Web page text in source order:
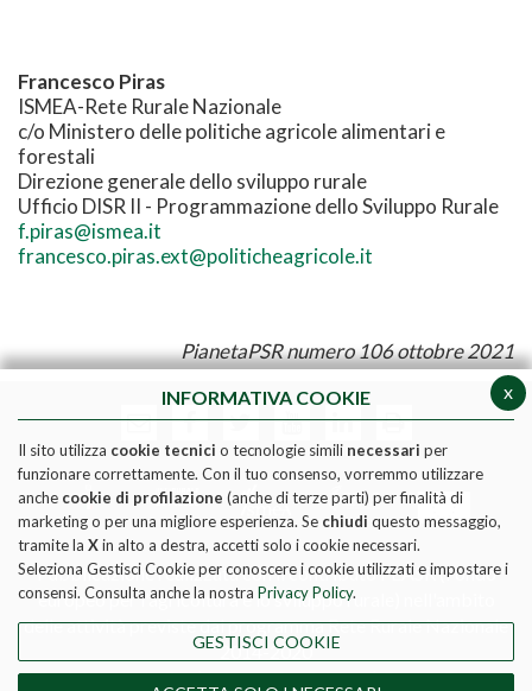
Francesco Piras
ISMEA-Rete Rurale Nazionale
c/o Ministero delle politiche agricole alimentari e
forestali
Direzione generale dello sviluppo rurale
Ufficio DISR II - Programmazione dello Sviluppo Rurale
f.piras@ismea.it
francesco.piras.ext@politicheagricole.it
PianetaPSR numero 106 ottobre 2021
Pubblicazione realizzata con il contributo FEASR (Fondo
europeo per l'agricoltura e lo sviluppo rurale) nell'ambito
delle attività previste dal programma Rete Rurale Nazionale
2014-2020
Social media policy|Informativa Privacy|Cookie Policy
x
INFORMATIVA COOKIE
Il sito utilizza cookie tecnici o tecnologie simili necessari per
funzionare correttamente. Con il tuo consenso, vorremmo utilizzare
anche cookie di profilazione (anche di terze parti) per finalità di
marketing o per una migliore esperienza. Se chiudi questo messaggio,
tramite la Xin alto a destra, accetti solo i cookie necessari.
Seleziona Gestisci Cookie per conoscere i cookie utilizzati e impostare i
consensi. Consulta anche la nostra Privacy Policy.
GESTISCI COOKIE